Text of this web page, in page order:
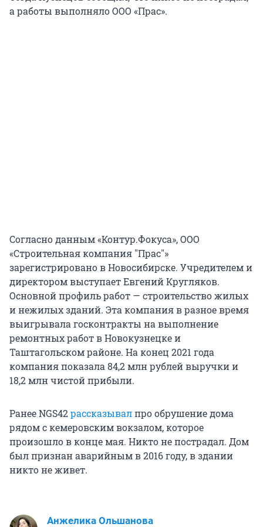
а работы выполняло ООО «Прас».
Согласно данным «Контур.Фокуса», ООО
«Строительная компания "Прас"»
зарегистрировано в Новосибирске. Учредителем и
директором выступает Евгений Кругляков.
Основной профиль работ — строительство жилых
и нежилых зданий. Эта компания в разное время
выигрывала госконтракты на выполнение
ремонтных работ в Новокузнецке и
Таштагольском районе. На конец 2021 года
компания показала 84,2 млн рублей выручки и
18,2 млн чистой прибыли.
Ранее NGS42рассказывалпро обрушение дома
рядом с кемеровским вокзалом, которое
произошло в конце мая. Никто не пострадал. Дом
был признан аварийным в 2016 году, в здании
никто не живет.
Анжелика Ольшанова